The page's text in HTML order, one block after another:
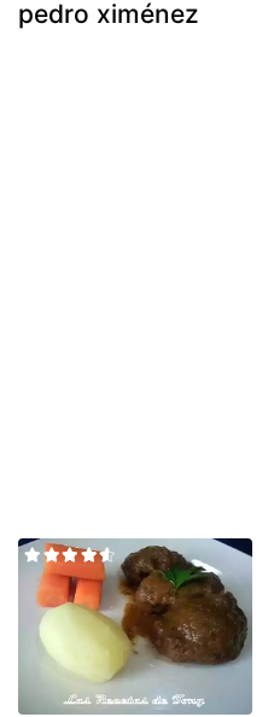
pedro ximénez